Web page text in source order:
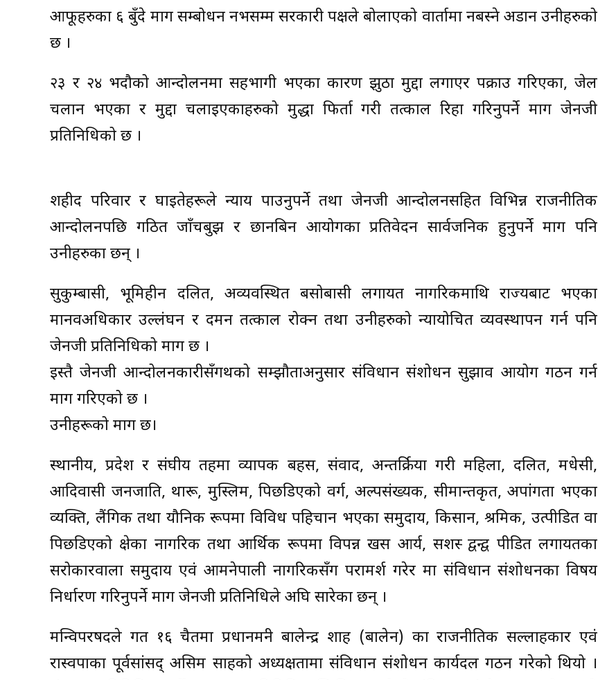
आफूहरुका ६ बुँदे माग सम्बोधन नभसम्म सरकारी पक्षले बोलाएको वार्तामा नबस्ने अडान उनीहरुको
छ ।
२३ र २४ भदौको आन्दोलनमा सहभागी भएका कारण झुठा मुद्दा लगाएर पक्राउ गरिएका, जेल
चलान भएका र मुद्दा चलाइएकाहरुको मुद्धा फिर्ता गरी तत्काल रिहा गरिनुपर्ने माग जेनजी
प्रतिनिधिको छ ।
शहीद परिवार र घाइतेहरूले न्याय पाउनुपर्ने तथा जेनजी आन्दोलनसहित विभिन्न राजनीतिक
आन्दोलनपछि गठित जाँचबुझ र छानबिन आयोगका प्रतिवेदन सार्वजनिक हुनुपर्ने माग पनि
उनीहरुका छन् ।
सुकुम्बासी, भूमिहीन दलित, अव्यवस्थित बसोबासी लगायत नागरिकमाथि राज्यबाट भएका
मानवअधिकार उल्लंघन र दमन तत्काल रोक्न तथा उनीहरुको न्यायोचित व्यवस्थापन गर्न पनि
जेनजी प्रतिनिधिको माग छ ।
इस्तै जेनजी आन्दोलनकारीसँगथको सम्झौताअनुसार संविधान संशोधन सुझाव आयोग गठन गर्न
माग गरिएको छ ।
उनीहरूको माग छ।
स्थानीय, प्रदेश र संघीय तहमा व्यापक बहस, संवाद, अन्तर्क्रिया गरी महिला, दलित, मधेसी,
आदिवासी जनजाति, थारू, मुस्लिम, पिछडिएको वर्ग, अल्पसंख्यक, सीमान्तकृत, अपांगता भएका
व्यक्ति, लैंगिक तथा यौनिक रूपमा विविध पहिचान भएका समुदाय, किसान, श्रमिक, उत्पीडित वा
पिछडिएको क्षेत्रका नागरिक तथा आर्थिक रूपमा विपन्न खस आर्य, सशस्त्र द्वन्द्व पीडित लगायतका
सरोकारवाला समुदाय एवं आमनेपाली नागरिकसँग परामर्श गरेर मात्र संविधान संशोधनका विषय
निर्धारण गरिनुपर्ने माग जेनजी प्रतिनिधिले अघि सारेका छन् ।
मन्त्रिवपरषदले गत १६ चैतमा प्रधानमन्त्री बालेन्द्र शाह (बालेन) का राजनीतिक सल्लाहकार एवं
रास्वपाका पूर्वसांसद् असिम साहको अध्यक्षतामा संविधान संशोधन कार्यदल गठन गरेको थियो ।